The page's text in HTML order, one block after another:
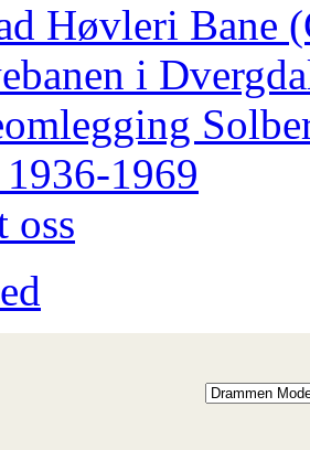
Høvleri Bane
i
1969
oss